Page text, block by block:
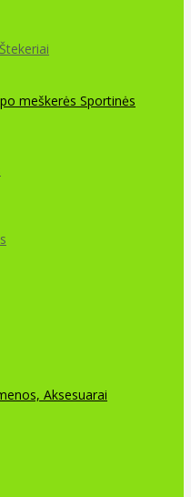
meškerės Sportinės
Aksesuarai